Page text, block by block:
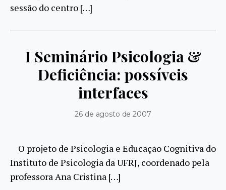
sessão do centro […]
I Seminário Psicologia &
Deficiência: possíveis
interfaces
26 de agosto de 2007
O projeto de Psicologia e Educação Cognitiva do
Instituto de Psicologia da UFRJ, coordenado pela
professora Ana Cristina […]